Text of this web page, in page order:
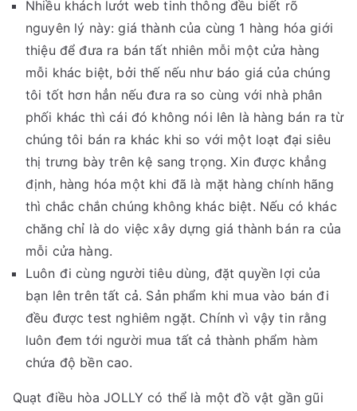
Nhiều khách lướt web tinh thông đều biết rõ
nguyên lý này: giá thành của cùng 1 hàng hóa giới
thiệu để đưa ra bán tất nhiên mỗi một cửa hàng
mỗi khác biệt, bởi thế nếu như báo giá của chúng
tôi tốt hơn hẳn nếu đưa ra so cùng với nhà phân
phối khác thì cái đó không nói lên là hàng bán ra từ
chúng tôi bán ra khác khi so với một loạt đại siêu
thị trưng bày trên kệ sang trọng. Xin được khẳng
định, hàng hóa một khi đã là mặt hàng chính hãng
thì chắc chắn chúng không khác biệt. Nếu có khác
chăng chỉ là do việc xây dựng giá thành bán ra của
mỗi cửa hàng.
Luôn đi cùng người tiêu dùng, đặt quyền lợi của
bạn lên trên tất cả. Sản phẩm khi mua vào bán đi
đều được test nghiêm ngặt. Chính vì vậy tin rằng
luôn đem tới người mua tất cả thành phẩm hàm
chứa độ bền cao.
Quạt điều hòa JOLLY có thể là một đồ vật gần gũi